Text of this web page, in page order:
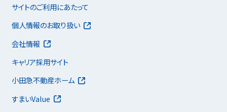
サイトのご利用にあたって
個人情報のお取り扱い
会社情報
キャリア採用サイト
小田急不動産ホーム
すまいValue